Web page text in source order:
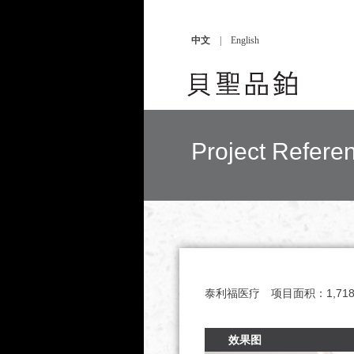
中文 English
Project
泰利福医疗 项目面积：
效果图